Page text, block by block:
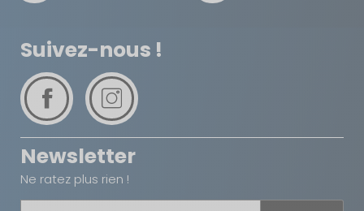
Suivez-nous !
Newsletter
Ne ratez plus rien !